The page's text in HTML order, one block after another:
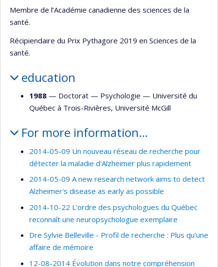
Membre de l’Académie canadienne des sciences de la
santé.
Récipiendaire du Prix Pythagore 2019 en Sciences de la
santé.
education
1988 — Doctorat — Psychologie — Université du
Québec à Trois-Rivières, Université McGill
For more information…
2014-05-09 Un nouveau réseau de recherche pour
détecter la maladie d'Alzheimer plus rapidement
2014-05-09 A new research network aims to detect
Alzheimer's disease as early as possible
2014-10-22 L'ordre des psychologues du Québec
reconnaît une neuropsychologue exemplaire
Dre Sylvie Belleville - Profil de recherche : Plus qu’une
affaire de mémoire
12-08-2014 Évolution dans notre compréhension